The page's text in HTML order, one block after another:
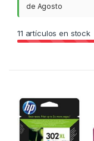
de Agosto
11 artículos en stock